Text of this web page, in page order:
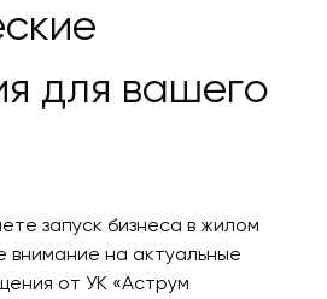
для вашего
запуск бизнеса в жилом
внимание на актуальные
от УК «Аструм